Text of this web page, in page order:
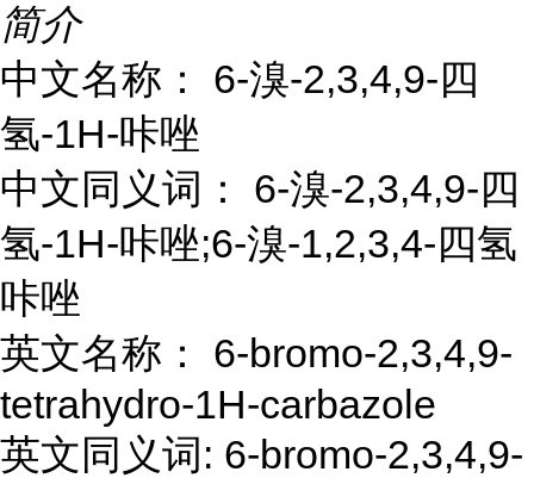
简介
中文名称： 6-溴-2,3,4,9-四
氢-1H-咔唑
中文同义词： 6-溴-2,3,4,9-四
氢-1H-咔唑;6-溴-1,2,3,4-四氢
咔唑
英文名称： 6-bromo-2,3,4,9-
tetrahydro-1H-carbazole
英文同义词: 6-bromo-2,3,4,9-